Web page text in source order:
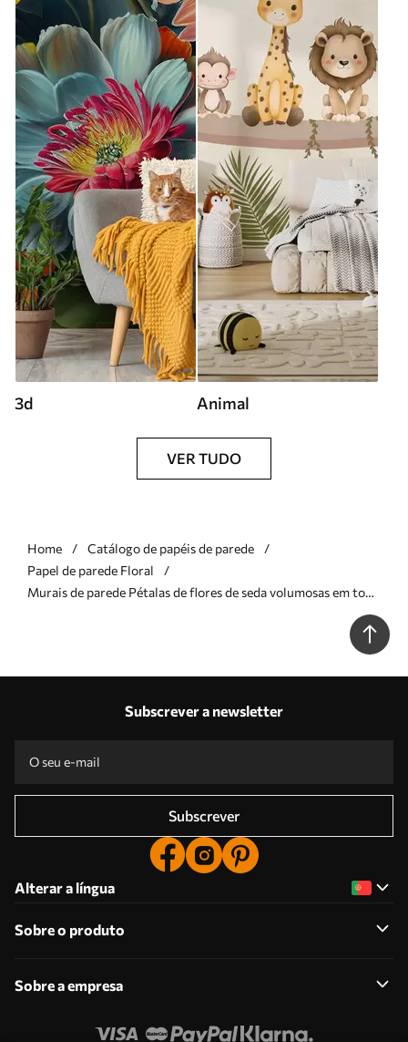
3d Animal
VER TUDO
Home
Catálogo de papéis de parede
Papel de parede Floral
Murais de parede Pétalas de flores de seda volumosas em tons
Subscrever a newsletter
Subscrever
Alterar a língua
Sobre o produto
Sobre a empresa